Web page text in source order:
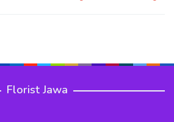
Florist Jawa